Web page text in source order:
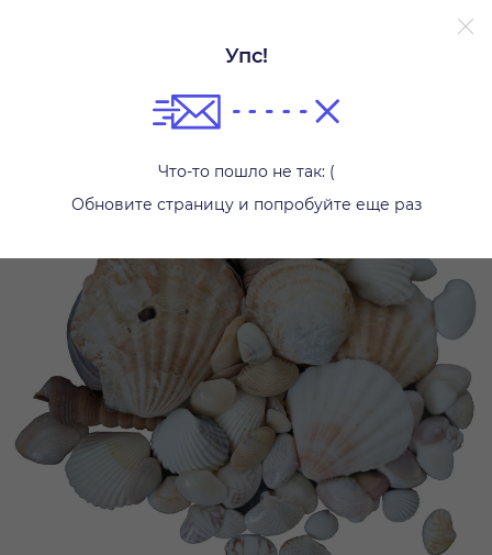
Упс!
Что-то пошло не так: (
Обновите страницу и попробуйте еще раз